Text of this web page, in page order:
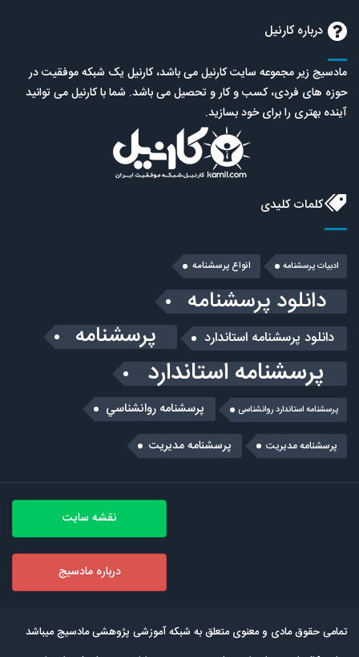
درباره کارنیل
مادسیج زیر مجموعه سایت کارنیل می باشد، کارنیل یک شبکه موفقیت در
حوزه های فردی، کسب و کار و تحصیل می باشد. شما با کارنیل می توانید
آینده بهتری را برای خود بسازید.
کلمات کلیدی
ادبیات پرسشنامه انواع پرسشنامه
دانلود پرسشنامه
دانلود پرسشنامه استاندارد پرسشنامه
پرسشنامه استاندارد
پرسشنامه استاندارد روانشناسی پرسشنامه روانشناسي
پرسشنامه مديريت پرسشنامه مدیریت
نقشه سایت
درباره مادسیج
تمامی حقوق مادی و معنوی متعلق به شبکه آموزشی پژوهشی مادسیج میباشد